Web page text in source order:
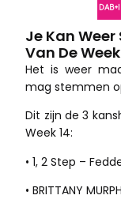
Je Kan
Van De Week
Het is weer
mag stemmen
Dit zijn de 3
Week 14:
• 1, 2 Step –
• BRITTANY